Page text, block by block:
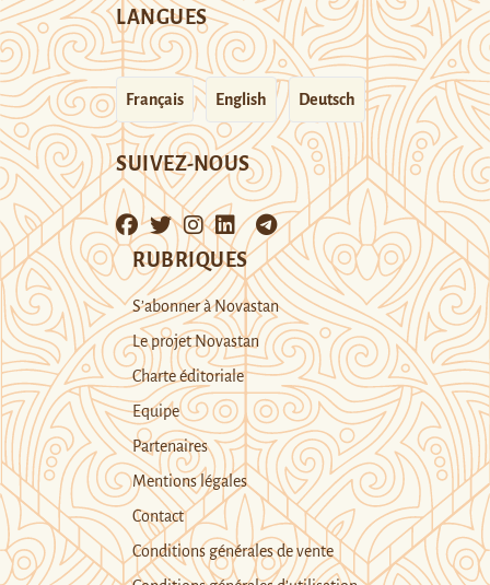
LANGUES
Français English Deutsch
SUIVEZ-NOUS
RUBRIQUES
S’abonner à Novastan
Le projet Novastan
Charte éditoriale
Equipe
Partenaires
Mentions légales
Contact
Conditions générales de vente